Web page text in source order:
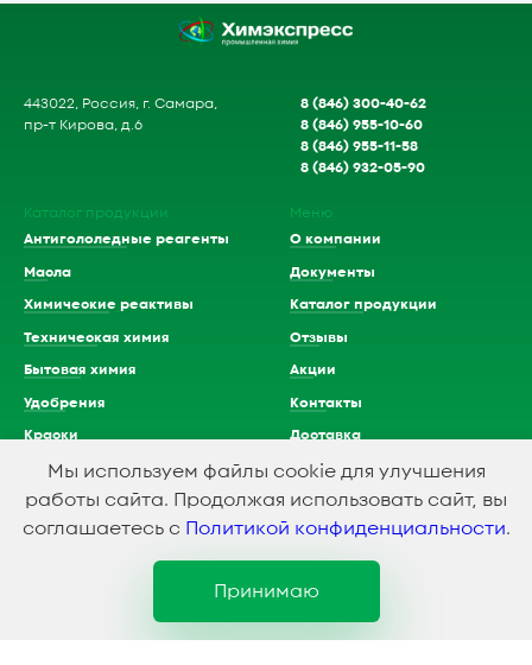
443022, Россия, г. Самара,
пр-т Кирова, д.6
8 (846) 300-40-62
8 (846) 955-10-60
8 (846) 955-11-58
8 (846) 932-05-90
Каталог продукции
Антигололедные реагенты
Масла
Химические реактивы
Техническая химия
Бытовая химия
Удобрения
Краски
Растворители
Кислоты
Меню
О компании
Документы
Каталог продукции
Отзывы
Акции
Контакты
Доставка
1994-2023 © ООО Химэкспресс
Создание и продвижение сайта SMEDIAGROUP
Мы используем файлы cookie для улучшения
работы сайта. Продолжая использовать сайт, вы
соглашаетесь с Политикой конфиденциальности.
Принимаю